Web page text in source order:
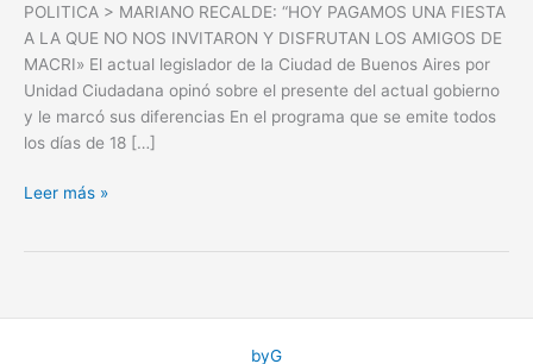
POLITICA > MARIANO RECALDE: “HOY PAGAMOS UNA FIESTA
A LA QUE NO NOS INVITARON Y DISFRUTAN LOS AMIGOS DE
MACRI» El actual legislador de la Ciudad de Buenos Aires por
Unidad Ciudadana opinó sobre el presente del actual gobierno
y le marcó sus diferencias En el programa que se emite todos
los días de 18 […]
Mariano
fiesta
Leer más »
byG